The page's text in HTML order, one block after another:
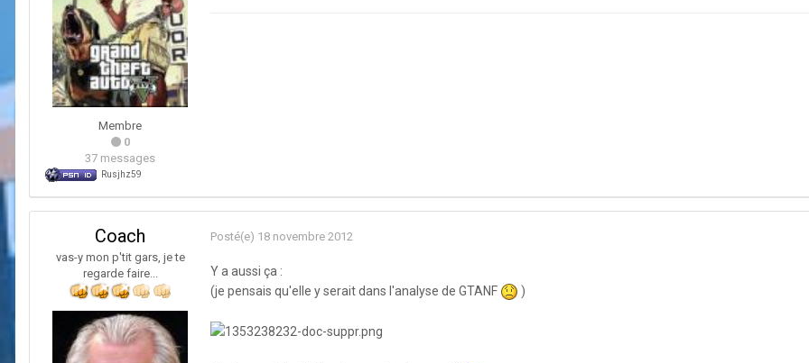
Membre
0
37 messages
Rusjhz59
Coach
vas-y mon p'tit gars, je te
regarde faire...
Posté(e) 18 novembre 2012
Y a aussi ça :
(je pensais qu'elle y serait dans l'analyse de GTANF
)